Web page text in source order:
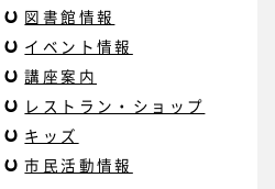
図書館情報
イベント情報
講座案内
レストラン・ショップ
キッズ
市民活動情報